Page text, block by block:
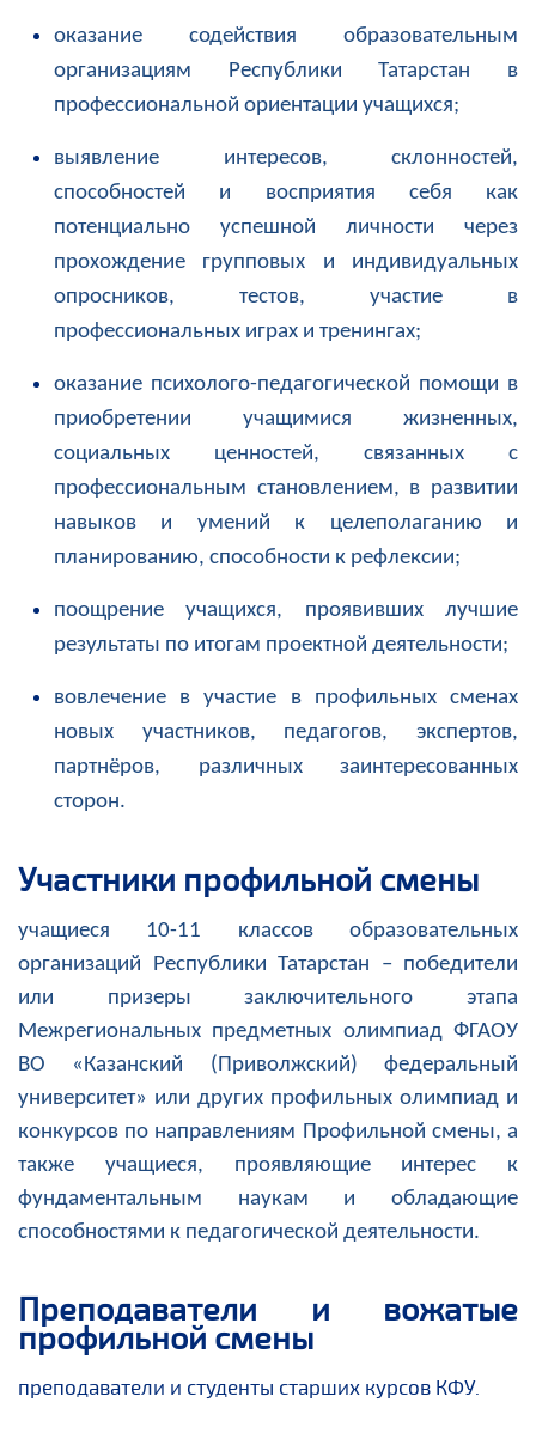
оказание содействия образовательным
организациям Республики Татарстан в
профессиональной ориентации учащихся;
выявление интересов, склонностей,
способностей и восприятия себя как
потенциально успешной личности через
прохождение групповых и индивидуальных
опросников, тестов, участие в
профессиональных играх и тренингах;
оказание психолого-педагогической помощи в
приобретении учащимися жизненных,
социальных ценностей, связанных с
профессиональным становлением, в развитии
навыков и умений к целеполаганию и
планированию, способности к рефлексии;
поощрение учащихся, проявивших лучшие
результаты по итогам проектной деятельности;
вовлечение в участие в профильных сменах
новых участников, педагогов, экспертов,
партнёров, различных заинтересованных
сторон.
Участники профильной смены
учащиеся 10-11 классов образовательных
организаций Республики Татарстан – победители
или призеры заключительного этапа
Межрегиональных предметных олимпиад ФГАОУ
ВО «Казанский (Приволжский) федеральный
университет» или других профильных олимпиад и
конкурсов по направлениям Профильной смены, а
также учащиеся, проявляющие интерес к
фундаментальным наукам и обладающие
способностями к педагогической деятельности.
Преподаватели и вожатые
профильной смены
преподаватели и студенты старших курсов КФУ.